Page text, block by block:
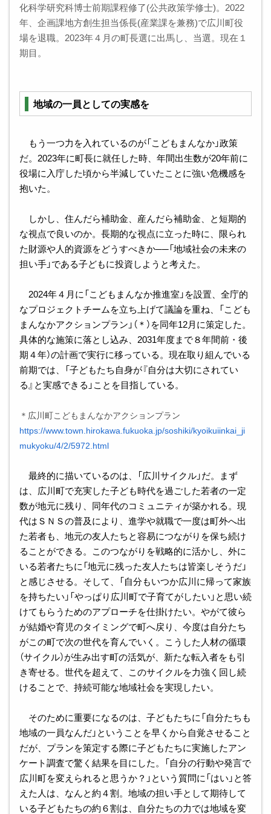
化科学研究科博士前期課程修了(公共政策学修士)。2022
年、企画課地方創生担当係⻑(産業課を兼務)で広川町役
場を退職。2023年４月の町長選に出馬し、当選。現在１
期目。
地域の一員としての実感を
もう一つ力を入れているのが「こどもまんなか」政策
だ。2023年に町長に就任した時、年間出生数が20年前に
役場に入庁した頃から半減していたことに強い危機感を
抱いた。
しかし、住んだら補助金、産んだら補助金、と短期的
な視点で良いのか。長期的な視点に立った時に、限られ
た財源や人的資源をどうすべきか──「地域社会の未来の
担い手」である子どもに投資しようと考えた。
2024年４月に「こどもまんなか推進室」を設置、全庁的
なプロジェクトチームを立ち上げて議論を重ね、「こども
まんなかアクションプラン」（＊）を同年12月に策定した。
具体的な施策に落とし込み、2031年度まで８年間前・後
期４年）の計画で実行に移っている。現在取り組んでいる
前期では、「子どもたち自身が『自分は大切にされてい
る』と実感できる」ことを目指している。
＊広川町こどもまんなかアクションプラン
https://www.town.hirokawa.fukuoka.jp/soshiki/kyoikuiinkai_ji
mukyoku/4/2/5972.html
最終的に描いているのは、「広川サイクル」だ。まず
は、広川町で充実した子ども時代を過ごした若者の一定
数が地元に残り、同年代のコミュニティが築かれる。現
代はＳＮＳの普及により、進学や就職で一度は町外へ出
た若者も、地元の友人たちと容易につながりを保ち続け
ることができる。このつながりを戦略的に活かし、外に
いる若者たちに「地元に残った友人たちは皆楽しそうだ」
と感じさせる。そして、「自分もいつか広川に帰って家族
を持ちたい」「やっぱり広川町で子育てがしたい」と思い続
けてもらうためのアプローチを仕掛けたい。やがて彼ら
が結婚や育児のタイミングで町へ戻り、今度は自分たち
がこの町で次の世代を育んでいく。こうした人材の循環
（サイクル）が生み出す町の活気が、新たな転入者をも引
き寄せる。世代を超えて、このサイクルを力強く回し続
けることで、持続可能な地域社会を実現したい。
そのために重要になるのは、子どもたちに「自分たちも
地域の一員なんだ」ということを早くから自覚させること
だが、プランを策定する際に子どもたちに実施したアン
ケート調査で驚く結果を目にした。「自分の行動や発言で
広川町を変えられると思うか？」という質問に「はい」と答
えた人は、なんと約４割。地域の担い手として期待して
いる子どもたちの約６割は、自分たちの力では地域を変